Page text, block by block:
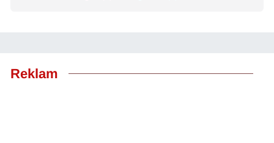
Reklam